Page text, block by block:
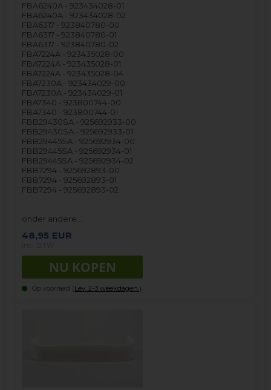
FBA6240A - 923434028-01
FBA6240A - 923434028-02
FBA6317 - 923840780-00
FBA6317 - 923840780-01
FBA6317 - 923840780-02
FBA7224A - 923435028-00
FBA7224A - 923435028-01
FBA7224A - 923435028-04
FBA7230A - 923434029-00
FBA7230A - 923434029-01
FBA7340 - 923800744-00
FBA7340 - 923800744-01
FBB29430SA - 925692933-00
FBB29430SA - 925692933-01
FBB29445SA - 925692934-00
FBB29445SA - 925692934-01
FBB29445SA - 925692934-02
FBB7294 - 925692893-00
FBB7294 - 925692893-01
FBB7294 - 925692893-02
onder andere…
48,95 EUR
Op voorraad (Lev. 2-3 weekdagen. ).